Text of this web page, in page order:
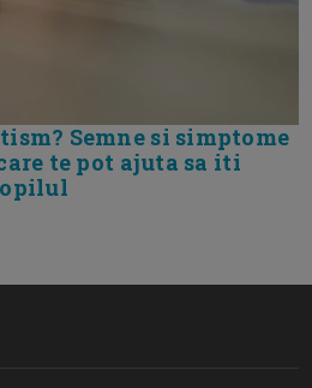
Semne si simptome
te pot ajuta sa iti